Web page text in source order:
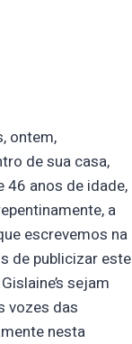
ontem,
de sua casa,
46 anos de idade,
a
escrevemos na
de publicizar este
sejam
vozes das
nesta